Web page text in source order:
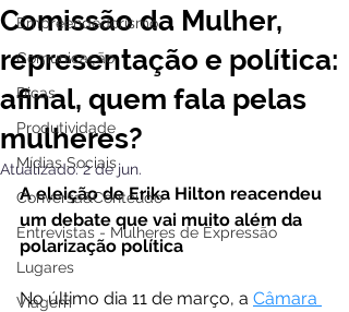
Empreendedorismo
Comunicação
Dicas
Produtividade
Mídias Sociais
Conversa&Conteúdo
Entrevistas - Mulheres de Expressão
Lugares
Viagem
Comissão da Mulher,
representação e política:
afinal, quem fala pelas
mulheres?
Atualizado:2 de jun.
A eleição de Erika Hilton reacendeu
um debate que vai muito além da
polarização política
No último dia 11 de março, a Câmara